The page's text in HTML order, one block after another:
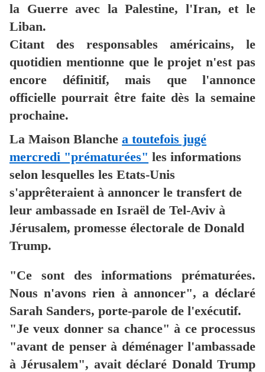
la Guerre avec la Palestine, l'Iran, et le
Liban.
Citant des responsables américains, le
quotidien mentionne que le projet n'est pas
encore définitif, mais que l'annonce
officielle pourrait être faite dès la semaine
prochaine.
La Maison Blanche a toutefois jugé
mercredi "prématurées" les informations
selon lesquelles les Etats-Unis
s'apprêteraient à annoncer le transfert de
leur ambassade en Israël de Tel-Aviv à
Jérusalem, promesse électorale de Donald
Trump.
"Ce sont des informations prématurées.
Nous n'avons rien à annoncer", a déclaré
Sarah Sanders, porte-parole de l'exécutif.
"Je veux donner sa chance" à ce processus
"avant de penser à déménager l'ambassade
à Jérusalem", avait déclaré Donald Trump